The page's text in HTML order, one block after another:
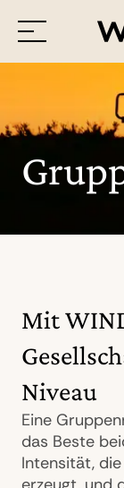
Reisethemen
Mit
Niveau
Eine
das Beste
Intensität,